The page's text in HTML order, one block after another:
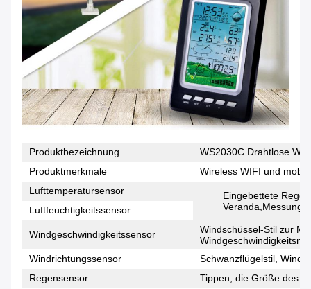
Produktbezeichnung
WS2030C Drahtlose
Produktmerkmale
Wireless WIFI und
Lufttemperatursensor
Eingebettete
Veranda,Messung
Luftfeuchtigkeitssensor
Windgeschwindigkeitssensor
Windschüssel-Stil zur
Windrichtungssensor
Schwanzflügelstil,
Regensensor
Tippen, die Größe des